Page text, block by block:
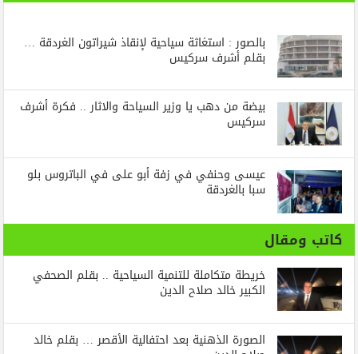
بالصور : استغاثة سياحية لإنقاذ شيراتون الغردقة …
بقلم أشرف سركيس
بيضة من دهب يا وزير السياحة والاثار .. فكرة أشرف
سركيس
عيسى وحنفي في زفة أبو على في الباتروس بلو
سبا بالغردقة
كاتب ومقال
خريطة متكاملة للتنمية السياحية .. بقلم الصحفي
الكبير خالد صلاح الدين
الصورة الذهنية بعد احتفالية الأقصر … بقلم خالد